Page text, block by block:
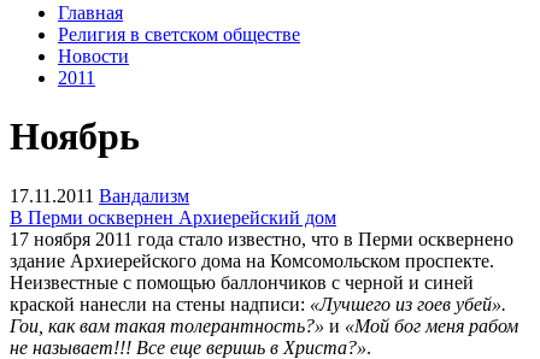
Главная
Религия в светском обществе
Новости
2011
Ноябрь
17.11.2011 Вандализм
В Перми осквернен Архиерейский дом
17 ноября 2011 года стало известно, что в Перми осквернено
здание Архиерейского дома на Комсомольском проспекте.
Неизвестные с помощью баллончиков с черной и синей
краской нанесли на стены надписи: «Лучшего из гоев убей».
Гои, как вам такая толерантность?» и «Мой бог меня рабом
не называет!!! Все еще веришь в Христа?».